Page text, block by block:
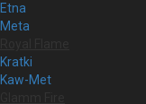
Etna
Meta
Kratki
Kaw-Met